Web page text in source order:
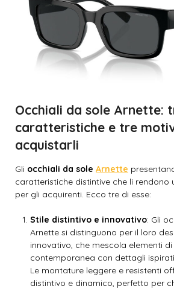
Occhiali da sole Arnette:
caratteristiche e tre
acquistarli
Gli occhiali da sole Arnette
caratteristiche distintive che li rendono
per gli acquirenti. Ecco tre di esse:
Stile distintivo e innovativo: Gli
Arnette si distinguono per il loro
innovativo, che mescola elementi
contemporanea con dettagli
Le montature leggere e resistenti
distintivo e dinamico, perfetto per